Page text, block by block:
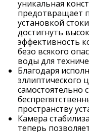
уникальная
предотвращает
установкой
достигнуть
эффективность
безо всякого
воды для
Благодаря
эллиптического
самостоятельно
пространству
Камера
теперь